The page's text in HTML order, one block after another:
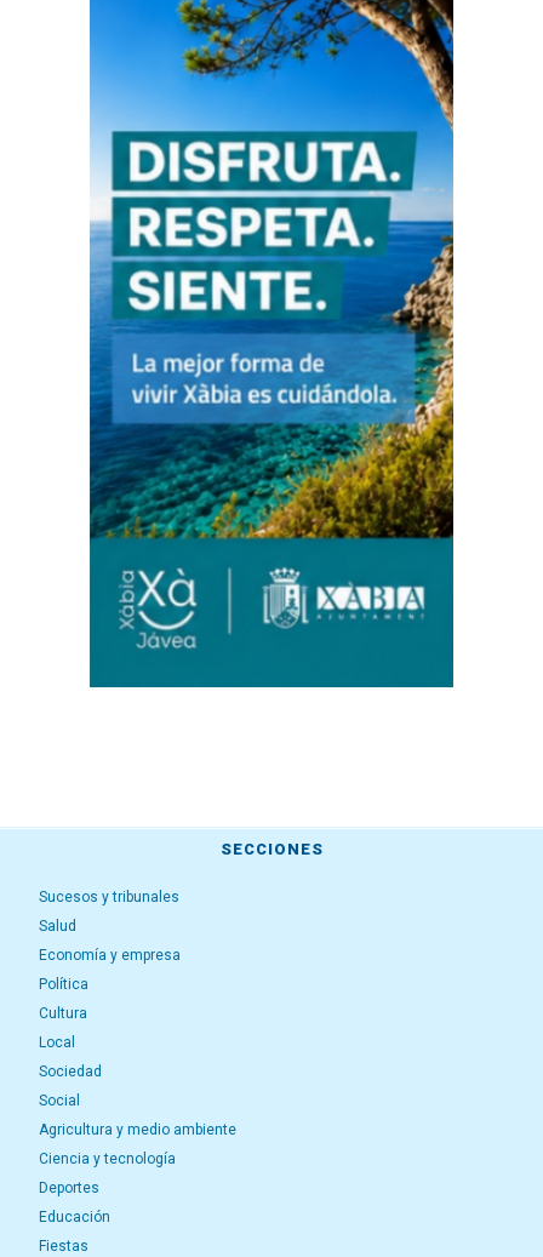
SECCIONES
Sucesos y tribunales
Salud
Economía y empresa
Política
Cultura
Local
Sociedad
Social
Agricultura y medio ambiente
Ciencia y tecnología
Deportes
Educación
Fiestas